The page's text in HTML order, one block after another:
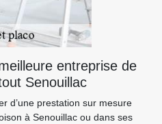
entreprise de
Senouillac
d’une prestation sur mesure
à Senouillac ou dans ses